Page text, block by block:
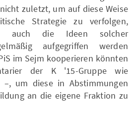
zuletzt, um auf diese Weise
Strategie zu verfolgen,
auch die Ideen solcher
aufgegriffen werden
im Sejm kooperieren könnten
der K '15-Gruppe wie
–, um diese in Abstimmungen
an die eigene Fraktion zu